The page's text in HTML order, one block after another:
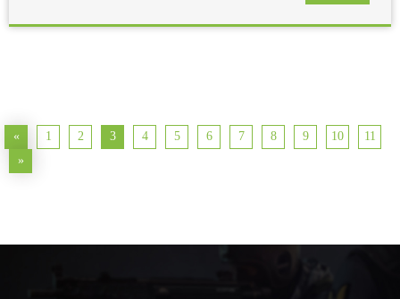
« 1 2 3 4 5 6 7 8 9 10
11
»